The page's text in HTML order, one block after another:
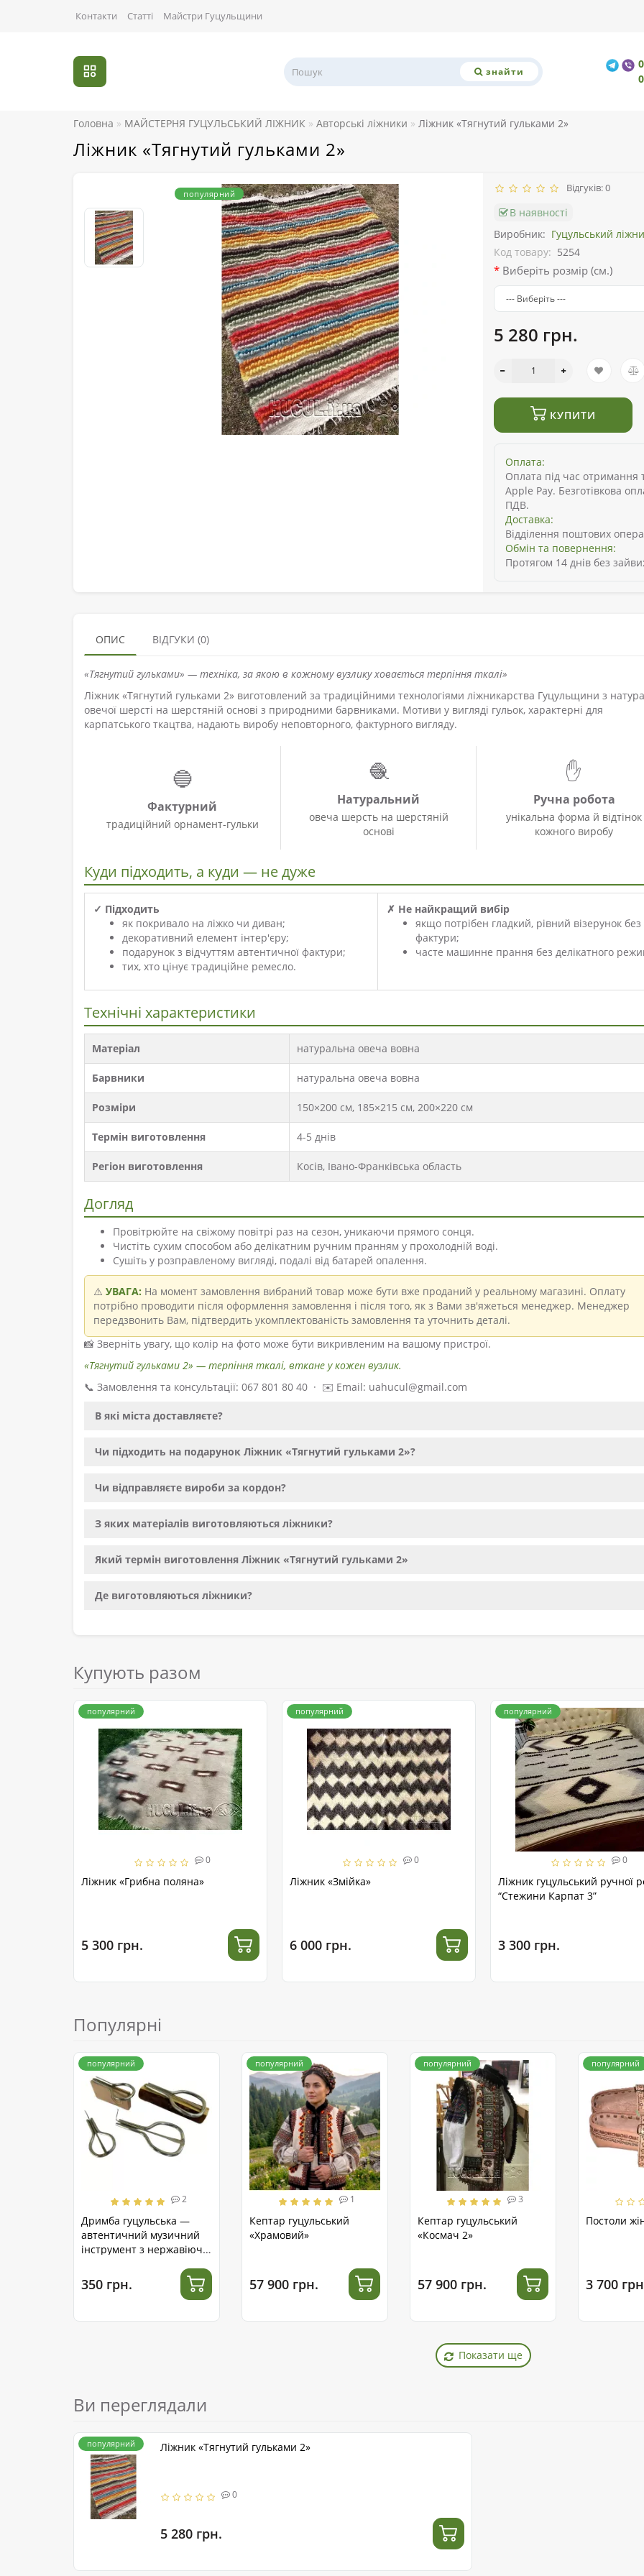
Контакти Статті Майстри Гуцульщини
знайти
Головна МАЙСТЕРНЯ ГУЦУЛЬСЬКИЙ ЛІЖНИК Авторські ліжники Ліжник «Тягнутий гульками 2»
Ліжник «Тягнутий гульками 2»
популярний Відгуків: 0
В наявності
Виробник: Гуцульський
Код товару: 5254
Виберіть розмір (см.)
5 280 грн.
КУПИТИ
Оплата:
Оплата під час отримання
Apple Pay. Безготівкова
ПДВ.
Доставка:
Відділення поштових
Обмін та повернення:
Протягом 14 днів без
ОПИС ВІДГУКИ (0)
«Тягнутий гульками» — техніка, за якою в кожному вузлику ховається терпіння ткалі»
Ліжник «Тягнутий гульками 2» виготовлений за традиційними технологіями ліжникарства Гуцульщини з
овечої шерсті на шерстяній основі з природними барвниками. Мотиви у вигляді гульок, характерні для
карпатського ткацтва, надають виробу неповторного, фактурного вигляду.
🔵
Фактурний
традиційний орнамент-гульки
🧶
Натуральний
овеча шерсть на шерстяній
основі
✋
Ручна робота
унікальна форма й відтінок
кожного виробу
Куди підходить, а куди — не дуже
✓ Підходить
як покривало на ліжко чи диван;
декоративний елемент інтер'єру;
подарунок з відчуттям автентичної фактури;
тих, хто цінує традиційне ремесло.
✗ Не найкращий вибір
якщо потрібен гладкий, рівний візерунок без
фактури;
часте машинне прання без делікатного
Технічні характеристики
Матеріал натуральна овеча вовна
Барвники натуральна овеча вовна
Розміри 150×200 см, 185×215 см, 200×220 см
Термін виготовлення 4-5 днів
Регіон виготовлення Косів, Івано-Франківська область
Догляд
Провітрюйте на свіжому повітрі раз на сезон, уникаючи прямого сонця.
Чистіть сухим способом або делікатним ручним пранням у прохолодній воді.
Сушіть у розправленому вигляді, подалі від батарей опалення.
⚠️ УВАГА: На момент замовлення вибраний товар може бути вже проданий у реальному магазині. Оплату
потрібно проводити після оформлення замовлення і після того, як з Вами зв'яжеться менеджер. Менеджер
передзвонить Вам, підтвердить укомплектованість замовлення та уточнить деталі.
📸 Зверніть увагу, що колір на фото може бути викривленим на вашому пристрої.
«Тягнутий гульками 2» — терпіння ткалі, вткане у кожен вузлик.
📞 Замовлення та консультації: 067 801 80 40 · ✉️ Email: uahucul@gmail.com
В які міста доставляєте?
Чи підходить на подарунок Ліжник «Тягнутий гульками 2»?
Чи відправляєте вироби за кордон?
З яких матеріалів виготовляються ліжники?
Який термін виготовлення Ліжник «Тягнутий гульками 2»
Де виготовляються ліжники?
Купують разом
популярний
0
Ліжник «Грибна поляна»
5 300 грн.
популярний
0
Ліжник «Змійка»
6 000 грн.
популярний
0
Ліжник гуцульський ручної
“Стежини Карпат 3”
3 300 грн.
Популярні
популярний
2
Дримба гуцульська —
автентичний музичний
інструмент з нержавіючої
350 грн.
популярний
1
Кептар гуцульський
«Храмовий»
57 900 грн.
популярний
3
Кептар гуцульський
«Космач 2»
57 900 грн.
популярний
Постоли
3 700
Показати ще
Ви переглядали
популярний Ліжник «Тягнутий гульками 2»
0
5 280 грн.